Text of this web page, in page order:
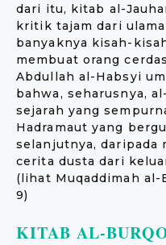
dari itu, kitab al-
kritik tajam dari
banyaknya kisah-
membuat orang
Abdullah al-Habsyi
bahwa, seharusnya,
sejarah yang
Hadramaut yang
selanjutnya, daripada
cerita dusta dari
(lihat Muqaddimah al-
9)
KITAB AL-